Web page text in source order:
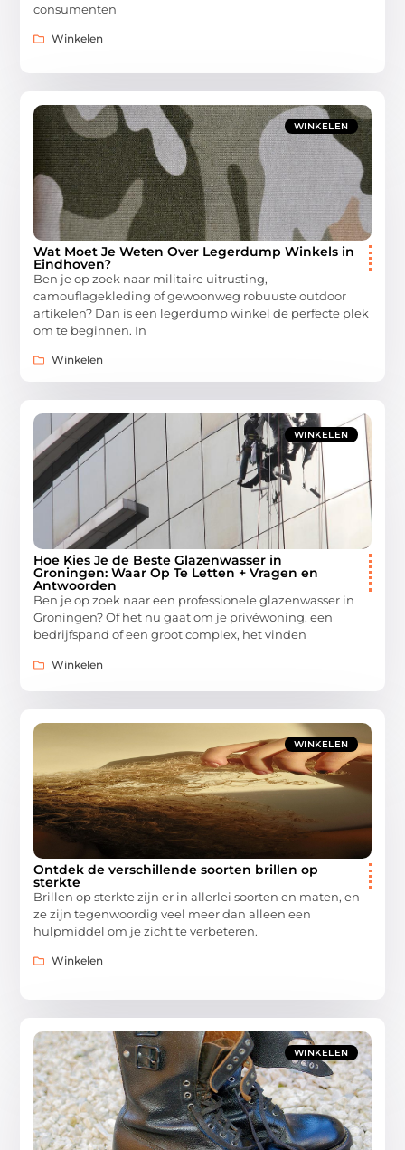
consumenten
Winkelen
WINKELEN
Wat Moet Je Weten Over Legerdump Winkels in
Eindhoven?
Ben je op zoek naar militaire uitrusting,
camouflagekleding of gewoonweg robuuste outdoor
artikelen? Dan is een legerdump winkel de perfecte plek
om te beginnen. In
Winkelen
WINKELEN
Hoe Kies Je de Beste Glazenwasser in
Groningen: Waar Op Te Letten + Vragen en
Antwoorden
Ben je op zoek naar een professionele glazenwasser in
Groningen? Of het nu gaat om je privéwoning, een
bedrijfspand of een groot complex, het vinden
Winkelen
WINKELEN
Ontdek de verschillende soorten brillen op
sterkte
Brillen op sterkte zijn er in allerlei soorten en maten, en
ze zijn tegenwoordig veel meer dan alleen een
hulpmiddel om je zicht te verbeteren.
Winkelen
WINKELEN